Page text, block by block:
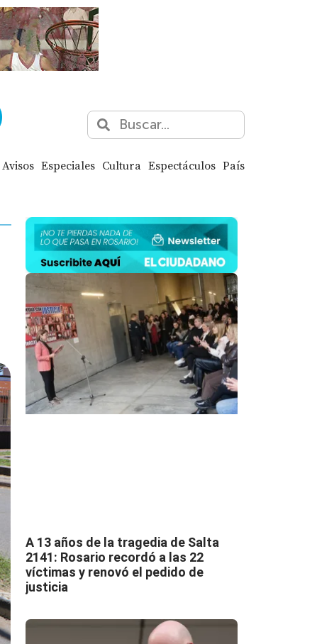
Avisos Especiales Cultura Espectáculos País
A 13 años de la tragedia de Salta
2141: Rosario recordó a las 22
víctimas y renovó el pedido de
justicia